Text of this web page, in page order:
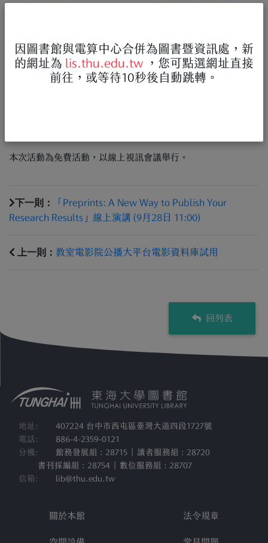
理教授和國立陽明交通大學視覺文化研究所邱剛彥 副教授，歡
迎師生們踴躍報名參加 ! 詳細活動資訊如下:
本次活動為免費活動，以線上視訊會議舉行。
下一則：
「Preprints: A New Way to Publish Your
Research Results」線上演講 (9月28日 11:00)
上一則： 教室電影院公播大平台電影資料庫試用
回列表
地址:
407224 台中市西屯區臺灣大道四段1727號
電話:
886-4-2359-0121
分機:
館務發展組 : 28715 | 讀者服務組 : 28720
書刊採編組 : 28754 | 數位服務組 : 28707
信箱:
lib@thu.edu.tw
關於本館 法令規章
因圖書館與電算中心合併為圖書暨資訊處，新
的網址為
lis.thu.edu.tw ，您可點選網址直接
前往，或等待10秒後自動跳轉。